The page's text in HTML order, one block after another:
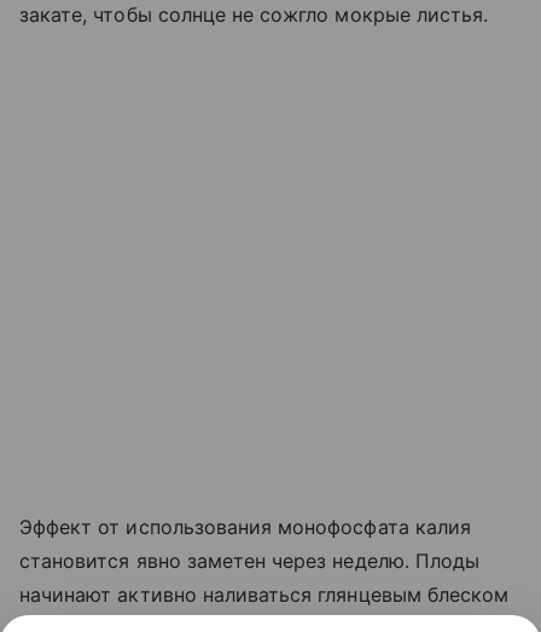
закате, чтобы солнце не сожгло мокрые листья.
Эффект от использования монофосфата калия
становится явно заметен через неделю. Плоды
начинают активно наливаться глянцевым блеском